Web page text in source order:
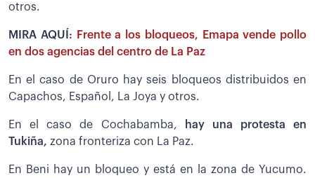
otros.
MIRA AQUÍ:
Frente a los bloqueos, Emapa vende pollo
en dos agencias del centro de La Paz
En el caso de Oruro hay seis bloqueos distribuidos en
Capachos, Español, La Joya y otros.
En el caso de Cochabamba, hay una protesta en
Tukiña, zona fronteriza con La Paz.
En Beni hay un bloqueo y está en la zona de Yucumo.